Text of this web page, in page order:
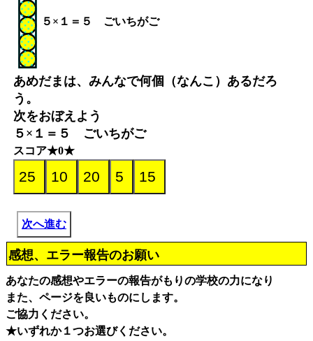
５×１＝５ ごいちがご
あめだまは、みんなで何個（なんこ）あるだろ
う。
次をおぼえよう
５×１＝５ ごいちがご
スコア★0★
次へ進む
感想、エラー報告のお願い
あなたの感想やエラーの報告がもりの学校の力になり
また、ページを良いものにします。
ご協力ください。
★いずれか１つお選びください。